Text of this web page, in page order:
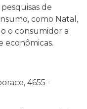
de
como Natal,
o consumidor a
econômicas.
4655 -